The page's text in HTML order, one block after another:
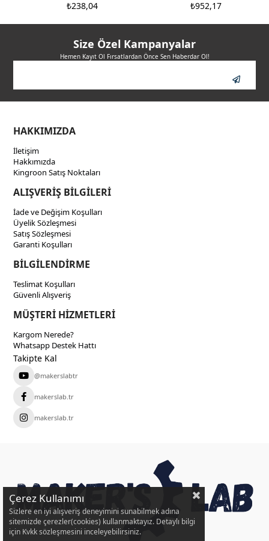
₺238,04 ₺952,17
Size Özel Kampanyalar
Hemen Kayıt Ol Fırsatlardan Önce Sen Haberdar Ol!
HAKKIMIZDA
İletişim
Hakkımızda
Kingroon Satış Noktaları
ALIŞVERİŞ BİLGİLERİ
İade ve Değişim Koşulları
Üyelik Sözleşmesi
Satış Sözleşmesi
Garanti Koşulları
BİLGİLENDİRME
Teslimat Koşulları
Güvenli Alışveriş
MÜŞTERİ HİZMETLERİ
Kargom Nerede?
Whatsapp Destek Hattı
Takipte Kal
@makerslabtr
makerslab.tr
makerslab.tr
Çerez Kullanımı
Sizlere en iyi alışveriş deneyimini sunabilmek adına
sitemizde çerezler(cookies) kullanmaktayız. Detaylı bilgi
için Kvkk sözleşmesini inceleyebilirsiniz.